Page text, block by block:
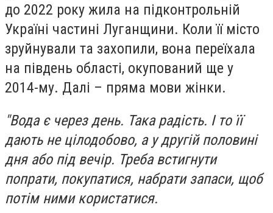
до 2022 року жила на підконтрольній
Україні частині Луганщини. Коли її місто
зруйнували та захопили, вона переїхала
на південь області, окупований ще у
2014-му. Далі – пряма мови жінки.
"Вода є через день. Така радість. І то її
дають не цілодобово, а у другій половині
дня або під вечір. Треба встигнути
попрати, покупатися, набрати запаси, щоб
потім ними користатися.